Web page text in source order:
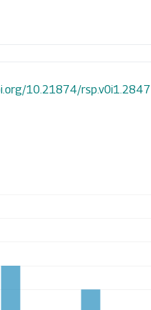
10.21874/rsp.v0i1.2847